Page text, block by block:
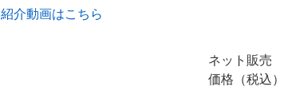
紹介動画はこちら
ネット販売
価格（税込）